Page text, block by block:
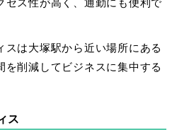
スは大塚駅から近い場所にある
を削減してビジネスに集中する
ス